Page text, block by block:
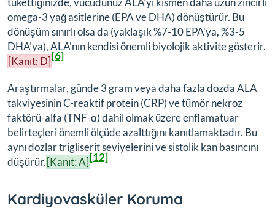
omega-3 yağ asitlerine (EPA ve DHA) dönüştürür. Bu
dönüşüm sınırlı olsa da (yaklaşık %7-10 EPA'ya, %3-5
DHA'ya), ALA'nın kendisi önemli biyolojik aktivite gösterir.
[Kanıt: D][6]
Araştırmalar, günde 3 gram veya daha fazla dozda ALA
takviyesinin C-reaktif protein (CRP) ve tümör nekroz
faktörü-alfa (TNF-α) dahil olmak üzere enflamatuar
belirteçleri önemli ölçüde azalttığını kanıtlamaktadır. Bu
aynı dozlar trigliserit seviyelerini ve sistolik kan basıncını
düşürür.[Kanıt: A][12]
Kardiyovasküler Koruma